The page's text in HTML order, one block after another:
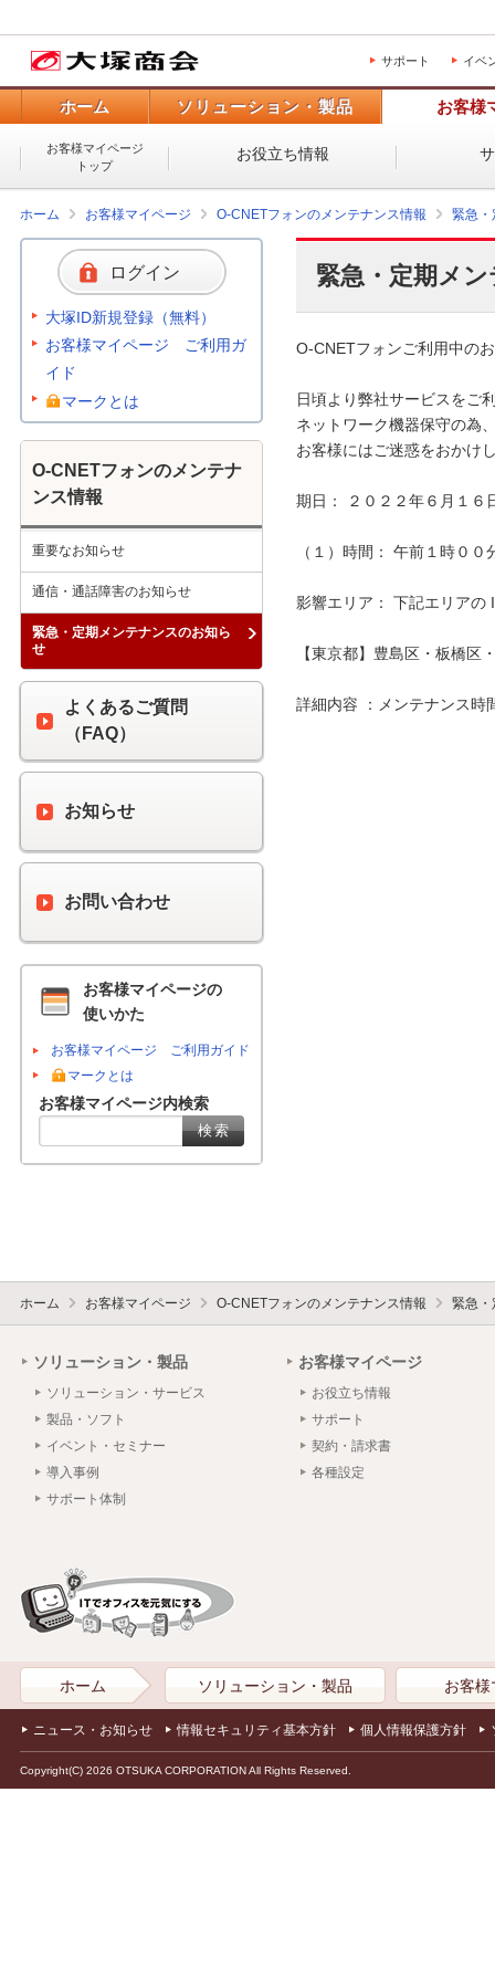
サポート イベ
ホーム ソリューション・製品 お客様
お客様マイページ
トップ
お役立ち情報
ホーム お客様マイページ O-CNETフォンのメンテナンス情報 緊急・
緊急・定期メ
O-CNETフォンご利用中の
日頃より弊社サービスをご
ネットワーク機器保守の為
お客様にはご迷惑をおかけ
期日： ２０２２年６月１６
（１）時間： 午前１時０
影響エリア： 下記エリアの
【東京都】豊島区・板橋区
詳細内容 ：メンテナンス時
ログイン
大塚ID新規登録（無料）
お客様マイページ ご利用ガ
イド
マークとは
O-CNETフォンのメンテナ
ンス情報
重要なお知らせ
通信・通話障害のお知らせ
緊急・定期メンテナンスのお知ら
せ
よくあるご質問
（FAQ）
お知らせ
お問い合わせ
お客様マイページの
使いかた
お客様マイページ ご利用ガイド
マークとは
お客様マイページ内検索
ホーム お客様マイページ O-CNETフォンのメンテナンス情報 緊急・
ソリューション・製品
ソリューション・サービス
製品・ソフト
イベント・セミナー
導入事例
サポート体制
お客様マイページ
お役立ち情報
サポート
契約・請求書
各種設定
ホーム ソリューション・製品 お客様
ニュース・お知らせ 情報セキュリティ基本方針 個人情報保護方針
Copyright(C) 2026 OTSUKA CORPORATION All Rights Reserved.